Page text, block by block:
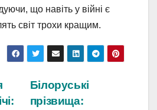
що навіть у війні є
світ трохи кращим.
Білоруські
прізвища: